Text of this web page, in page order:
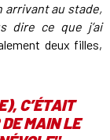
arrivant au stade,
dire ce que j’ai
deux filles,
C’ÉTAIT
MAIN LE